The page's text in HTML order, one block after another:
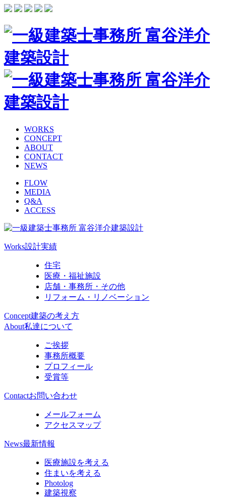
WORKS
CONCEPT
ABOUT
CONTACT
NEWS
FLOW
MEDIA
Q&A
ACCESS
Works設計実績
住宅
医療・福祉施設
店舗・事務所・その他
リフォーム・リノベーション
Concept建築の考え方
About私達について
ご挨拶
事務所概要
プロフィール
受賞等
Contactお問い合わせ
メールフォーム
アクセスマップ
News最新情報
医療施設を考える
住まいを考える
Photolog
建築視察